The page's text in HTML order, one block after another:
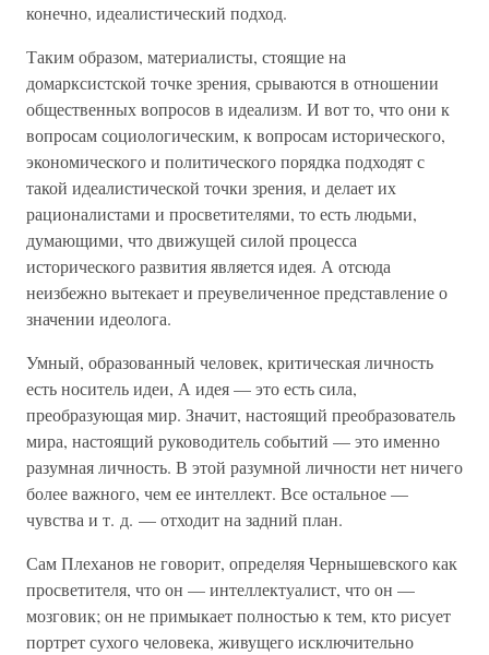
конечно, идеалистический подход.
Таким образом, материалисты, стоящие на
домарксистской точке зрения, срываются в отношении
общественных вопросов в идеализм. И вот то, что они к
вопросам социологическим, к вопросам исторического,
экономического и политического порядка подходят с
такой идеалистической точки зрения, и делает их
рационалистами и просветителями, то есть людьми,
думающими, что движущей силой процесса
исторического развития является идея. А отсюда
неизбежно вытекает и преувеличенное представление о
значении идеолога.
Умный, образованный человек, критическая личность
есть носитель идеи, А идея — это есть сила,
преобразующая мир. Значит, настоящий преобразователь
мира, настоящий руководитель событий — это именно
разумная личность. В этой разумной личности нет ничего
более важного, чем ее интеллект. Все остальное —
чувства и т. д. — отходит на задний план.
Сам Плеханов не говорит, определяя Чернышевского как
просветителя, что он — интеллектуалист, что он —
мозговик; он не примыкает полностью к тем, кто рисует
портрет сухого человека, живущего исключительно